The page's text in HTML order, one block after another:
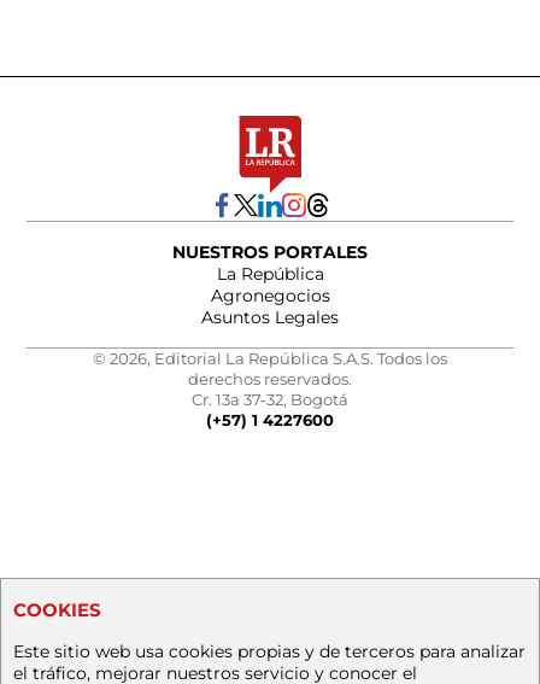
NUESTROS PORTALES
La República
Agronegocios
Asuntos Legales
© 2026, Editorial La República S.A.S. Todos los
derechos reservados.
Cr. 13a 37-32, Bogotá
(+57) 1 4227600
COOKIES
Este sitio web usa cookies propias y de terceros para analizar
el tráfico, mejorar nuestros servicio y conocer el